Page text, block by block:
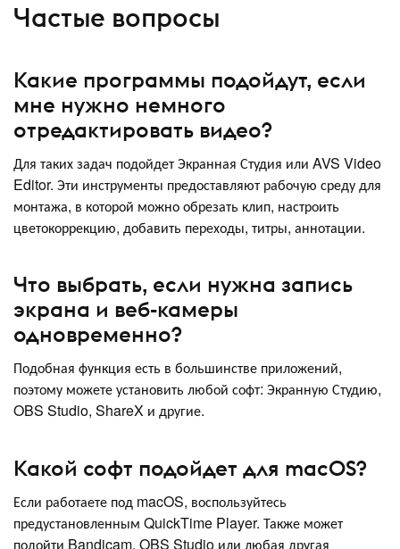
Частые вопросы
Какие программы подойдут, если
мне нужно немного
отредактировать видео?
Для таких задач подойдет Экранная Студия или AVS Video
Editor. Эти инструменты предоставляют рабочую среду для
монтажа, в которой можно обрезать клип, настроить
цветокоррекцию, добавить переходы, титры, аннотации.
Что выбрать, если нужна запись
экрана и веб-камеры
одновременно?
Подобная функция есть в большинстве приложений,
поэтому можете установить любой софт: Экранную Студию,
OBS Studio, ShareX и другие.
Какой софт подойдет для macOS?
Если работаете под macOS, воспользуйтесь
предустановленным QuickTime Player. Также может
подойти Bandicam, OBS Studio или любая другая